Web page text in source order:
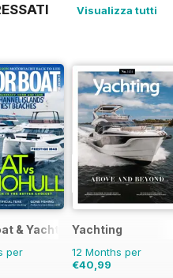
Visualizza tutti
& Yachting
per
Yachting
12 Months per
€40,99